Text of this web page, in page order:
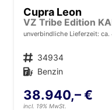
Cupra Leon
unverbindliche Lieferzeit:
Fahrzeugnr. 34934
Kraftstoff Benzin
38.940,– €
incl. 19% MwSt.